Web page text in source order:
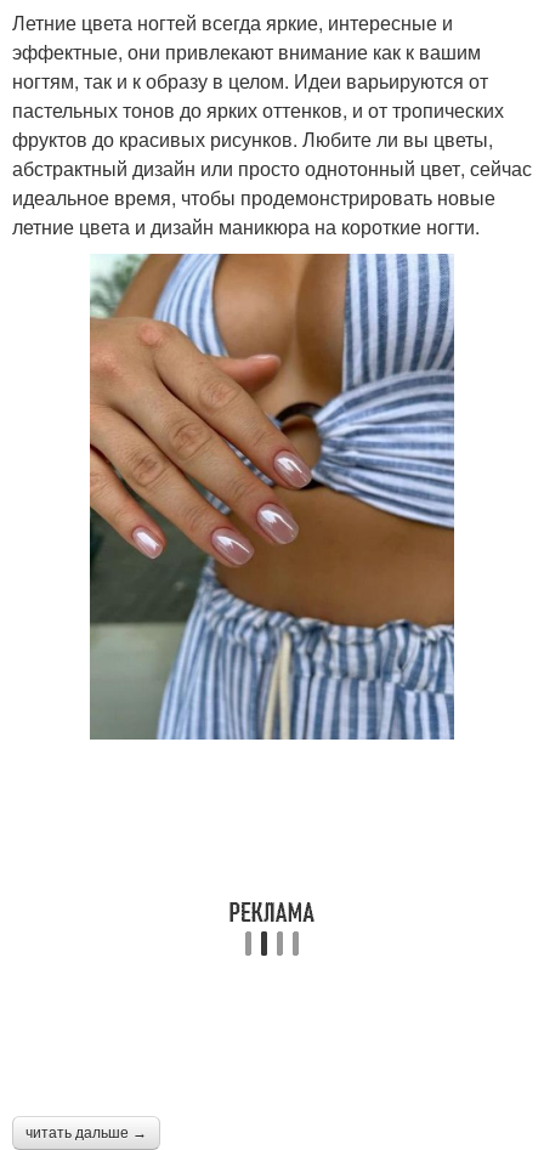
Летние цвета ногтей всегда яркие, интересные и
эффектные, они привлекают внимание как к вашим
ногтям, так и к образу в целом. Идеи варьируются от
пастельных тонов до ярких оттенков, и от тропических
фруктов до красивых рисунков. Любите ли вы цветы,
абстрактный дизайн или просто однотонный цвет, сейчас
идеальное время, чтобы продемонстрировать новые
летние цвета и дизайн маникюра на короткие ногти.
читать дальше →